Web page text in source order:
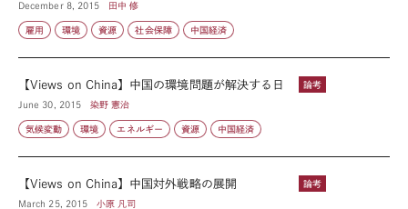
December 8, 2015 田中 修
雇用 環境 資源 社会保障 中国経済
論考
【Views on China】中国の環境問題が解決する日
June 30, 2015 染野 憲治
気候変動 環境 エネルギー 資源 中国経済
論考
【Views on China】中国対外戦略の展開
March 25, 2015 小原 凡司